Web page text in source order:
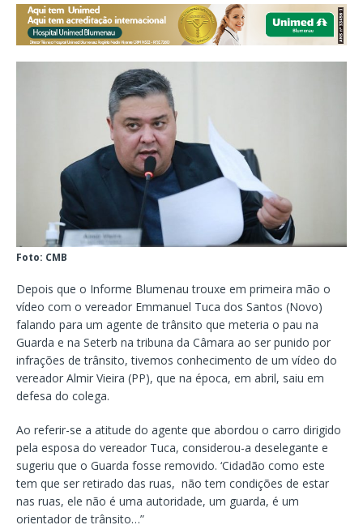
Foto: CMB
Depois que o Informe Blumenau trouxe em primeira mão o
vídeo com o vereador Emmanuel Tuca dos Santos (Novo)
falando para um agente de trânsito que meteria o pau na
Guarda e na Seterb na tribuna da Câmara ao ser punido por
infrações de trânsito, tivemos conhecimento de um vídeo do
vereador Almir Vieira (PP), que na época, em abril, saiu em
defesa do colega.
Ao referir-se a atitude do agente que abordou o carro dirigido
pela esposa do vereador Tuca, considerou-a deselegante e
sugeriu que o Guarda fosse removido. ‘Cidadão como este
tem que ser retirado das ruas, não tem condições de estar
nas ruas, ele não é uma autoridade, um guarda, é um
orientador de trânsito…”